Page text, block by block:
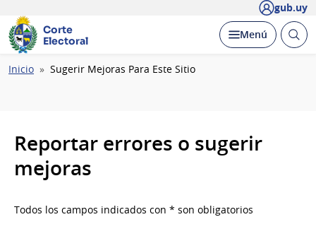
gub.uy
Corte
Electoral
Desplegar
Menú Abrir
Ruta
Inicio Sugerir Mejoras Para Este Sitio
Reportar errores o sugerir
mejoras
Todos los campos indicados con * son obligatorios